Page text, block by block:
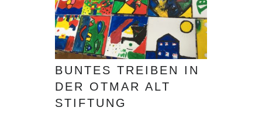
BUNTES TREIBEN IN
DER OTMAR ALT
STIFTUNG